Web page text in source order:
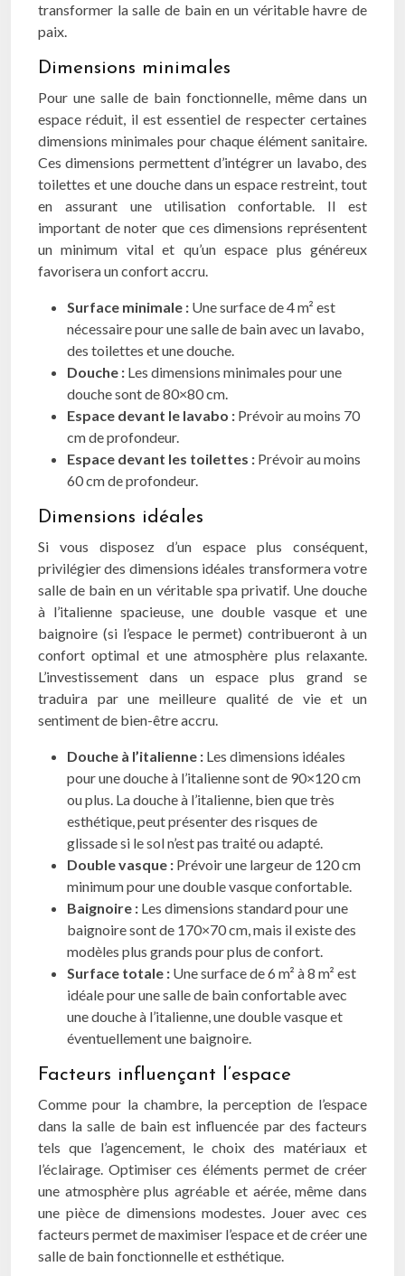
transformer la salle de bain en un véritable havre de
paix.
Dimensions minimales
Pour une salle de bain fonctionnelle, même dans un
espace réduit, il est essentiel de respecter certaines
dimensions minimales pour chaque élément sanitaire.
Ces dimensions permettent d’intégrer un lavabo, des
toilettes et une douche dans un espace restreint, tout
en assurant une utilisation confortable. Il est
important de noter que ces dimensions représentent
un minimum vital et qu’un espace plus généreux
favorisera un confort accru.
Surface minimale : Une surface de 4 m² est
nécessaire pour une salle de bain avec un lavabo,
des toilettes et une douche.
Douche : Les dimensions minimales pour une
douche sont de 80×80 cm.
Espace devant le lavabo : Prévoir au moins 70
cm de profondeur.
Espace devant les toilettes : Prévoir au moins
60 cm de profondeur.
Dimensions idéales
Si vous disposez d’un espace plus conséquent,
privilégier des dimensions idéales transformera votre
salle de bain en un véritable spa privatif. Une douche
à l’italienne spacieuse, une double vasque et une
baignoire (si l’espace le permet) contribueront à un
confort optimal et une atmosphère plus relaxante.
L’investissement dans un espace plus grand se
traduira par une meilleure qualité de vie et un
sentiment de bien-être accru.
Douche à l’italienne : Les dimensions idéales
pour une douche à l’italienne sont de 90×120 cm
ou plus. La douche à l’italienne, bien que très
esthétique, peut présenter des risques de
glissade si le sol n’est pas traité ou adapté.
Double vasque : Prévoir une largeur de 120 cm
minimum pour une double vasque confortable.
Baignoire : Les dimensions standard pour une
baignoire sont de 170×70 cm, mais il existe des
modèles plus grands pour plus de confort.
Surface totale : Une surface de 6 m² à 8 m² est
idéale pour une salle de bain confortable avec
une douche à l’italienne, une double vasque et
éventuellement une baignoire.
Facteurs influençant l’espace
Comme pour la chambre, la perception de l’espace
dans la salle de bain est influencée par des facteurs
tels que l’agencement, le choix des matériaux et
l’éclairage. Optimiser ces éléments permet de créer
une atmosphère plus agréable et aérée, même dans
une pièce de dimensions modestes. Jouer avec ces
facteurs permet de maximiser l’espace et de créer une
salle de bain fonctionnelle et esthétique.